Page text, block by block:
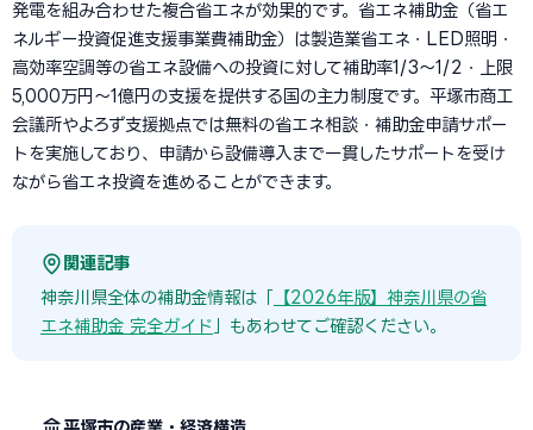
発電を組み合わせた複合省エネが効果的です。省エネ補助金（省エ
ネルギー投資促進支援事業費補助金）は製造業省エネ・LED照明・
高効率空調等の省エネ設備への投資に対して補助率1/3〜1/2・上限
5,000万円〜1億円の支援を提供する国の主力制度です。平塚市商工
会議所やよろず支援拠点では無料の省エネ相談・補助金申請サポー
トを実施しており、申請から設備導入まで一貫したサポートを受け
ながら省エネ投資を進めることができます。
関連記事
神奈川県全体の補助金情報は「
【2026年版】神奈川県の省
エネ補助金 完全ガイド 」もあわせてご確認ください。